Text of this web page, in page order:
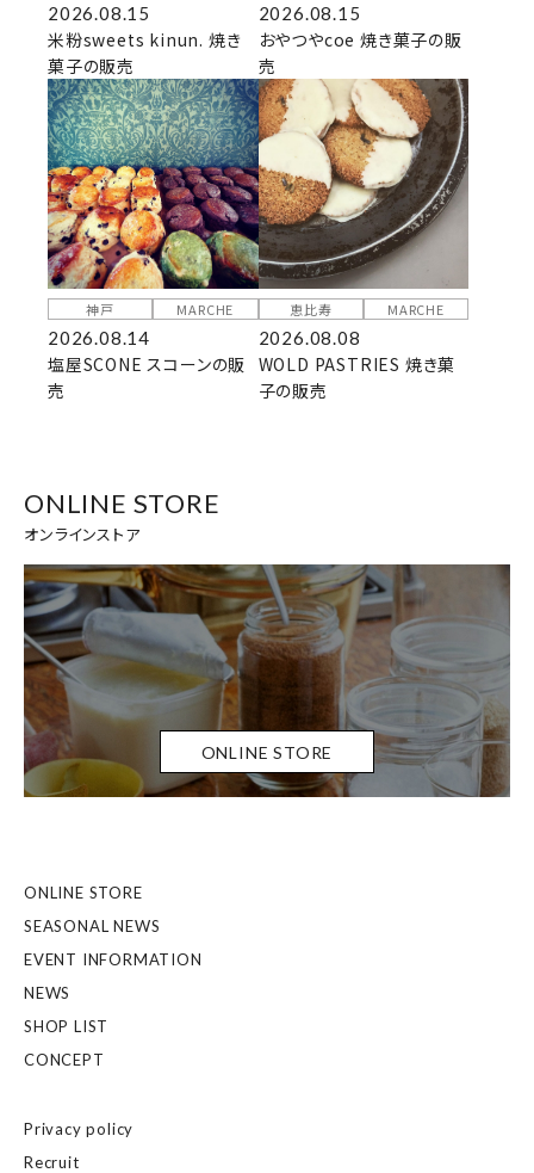
2026.08.15
米粉sweets kinun. 焼き
菓子の販売
2026.08.15
おやつやcoe 焼き菓子の販
売
神戸 MARCHE
2026.08.14
塩屋SCONE スコーンの販
売
恵比寿 MARCHE
2026.08.08
WOLD PASTRIES 焼き菓
子の販売
ONLINE STORE
オンラインストア
ONLINE STORE
ONLINE STORE
SEASONAL NEWS
EVENT INFORMATION
NEWS
SHOP LIST
CONCEPT
Privacy policy
Recruit